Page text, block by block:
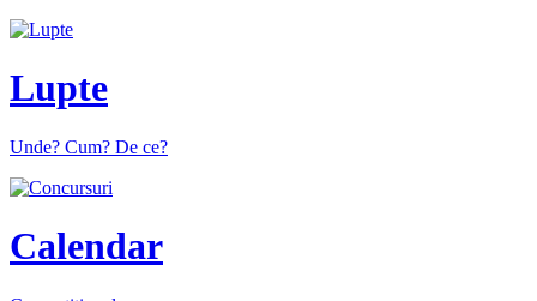
Lupte
Unde? Cum? De ce?
Calendar